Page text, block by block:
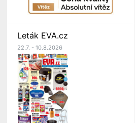
Leták EVA.cz
22.7. - 10.8.2026